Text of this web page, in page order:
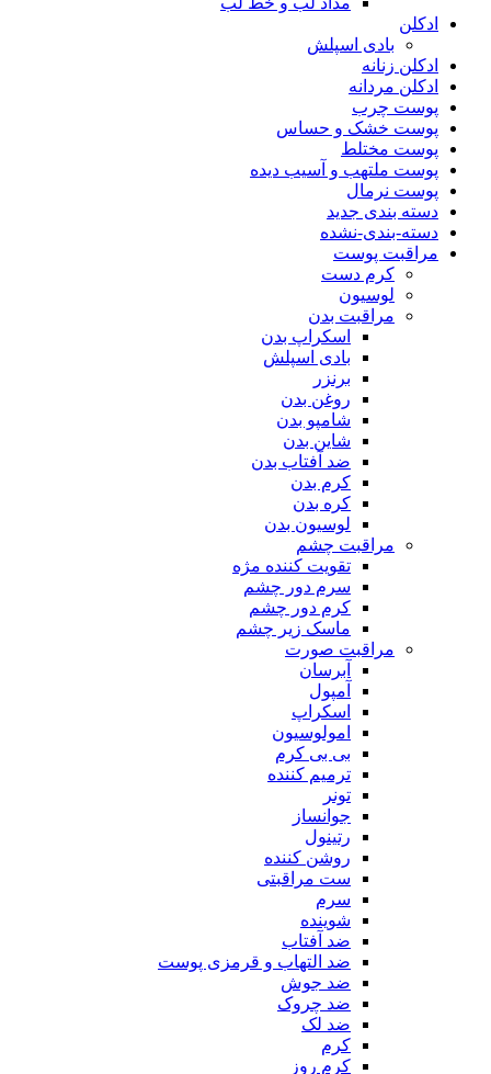
ادکلن
بادی اسپلش
ادکلن زنانه
ادکلن مردانه
پوست چرب
پوست خشک و حساس
پوست مختلط
پوست ملتهب و آسیب دیده
پوست نرمال
دسته بندی جدید
دسته-بندی-نشده
مراقبت پوست
کرم دست
لوسیون
مراقبت بدن
اسکراپ بدن
بادی اسپلش
برنزر
روغن بدن
شامپو بدن
شاین بدن
ضد آفتاب بدن
کرم بدن
کره بدن
لوسیون بدن
مراقبت چشم
تقویت کننده مژه
سرم دور چشم
کرم دور چشم
ماسک زیر چشم
مراقبت صورت
آبرسان
آمپول
اسکراپ
امولوسیون
بی بی کرم
ترمیم کننده
تونر
جوانساز
رتینول
روشن کننده
ست مراقبتی
سرم
شوینده
ضد آفتاب
ضد التهاب و قرمزی پوست
‌ضد جوش
ضد چروک
ضد لک
کرم
کرم روز